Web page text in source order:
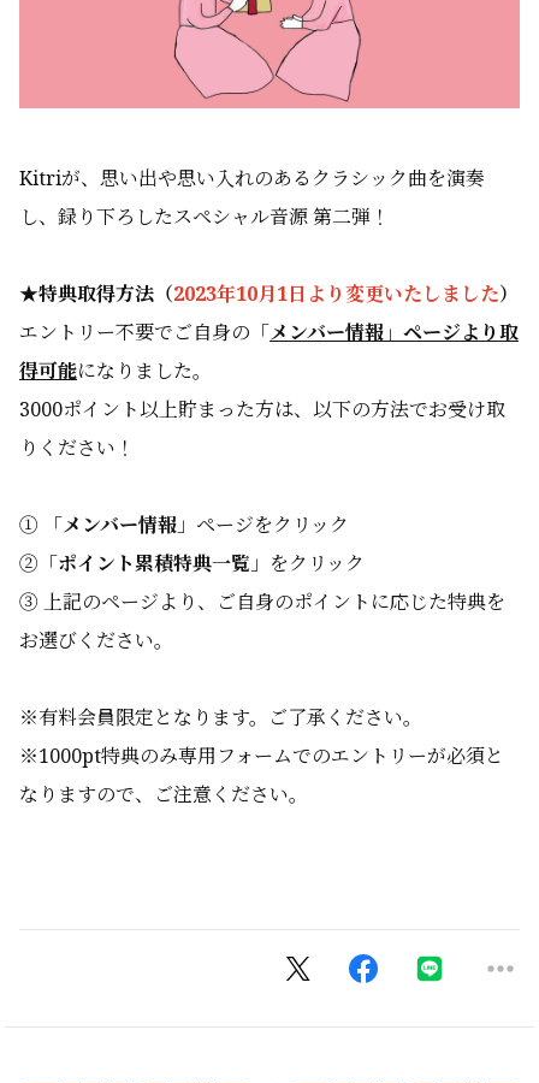
Kitriが、思い出や思い入れのあるクラシック曲を演奏
し、録り下ろしたスペシャル音源 第二弾！
★特典取得方法（2023年10月1日より変更いたしました）
エントリー不要でご自身の「メンバー情報」ページより取
得可能になりました。
3000ポイント以上貯まった方は、以下の方法でお受け取
りください！
① 「メンバー情報 」ページをクリック
②「ポイント累積特典一覧 」をクリック
③ 上記のページより、ご自身のポイントに応じた特典を
お選びください。
※有料会員限定となります。ご了承ください。
※1000pt特典のみ専用フォームでのエントリーが必須と
なりますので、ご注意ください。